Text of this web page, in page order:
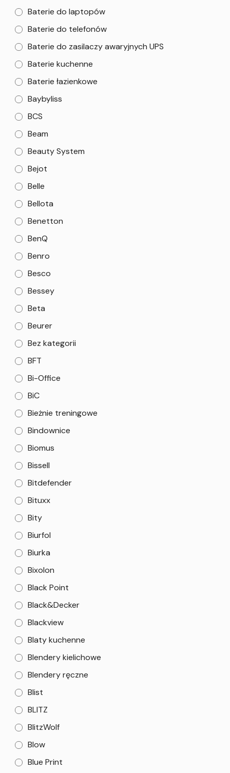
Baterie do laptopów
Baterie do telefonów
Baterie do zasilaczy awaryjnych UPS
Baterie kuchenne
Baterie łazienkowe
Baybyliss
BCS
Beam
Beauty System
Bejot
Belle
Bellota
Benetton
BenQ
Benro
Besco
Bessey
Beta
Beurer
Bez kategorii
BFT
Bi-Office
BiC
Bieżnie treningowe
Bindownice
Biomus
Bissell
Bitdefender
Bituxx
Bity
Biurfol
Biurka
Bixolon
Black Point
Black&Decker
Blackview
Blaty kuchenne
Blendery kielichowe
Blendery ręczne
Blist
BLITZ
BlitzWolf
Blow
Blue Print